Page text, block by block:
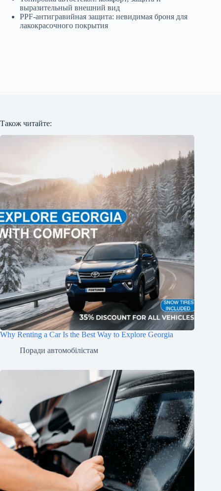
выразительный внешний вид
PPF-антигравийная защита: невидимая броня для
лакокрасочного покрытия
Також читайте:
Why Renting a Car Is the Best Way to Explore Georgia
Поради автомобілістам